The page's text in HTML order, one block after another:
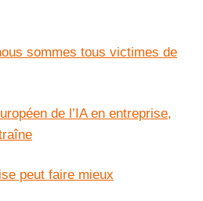
sommes tous victimes de
de l’IA en entreprise,
peut faire mieux